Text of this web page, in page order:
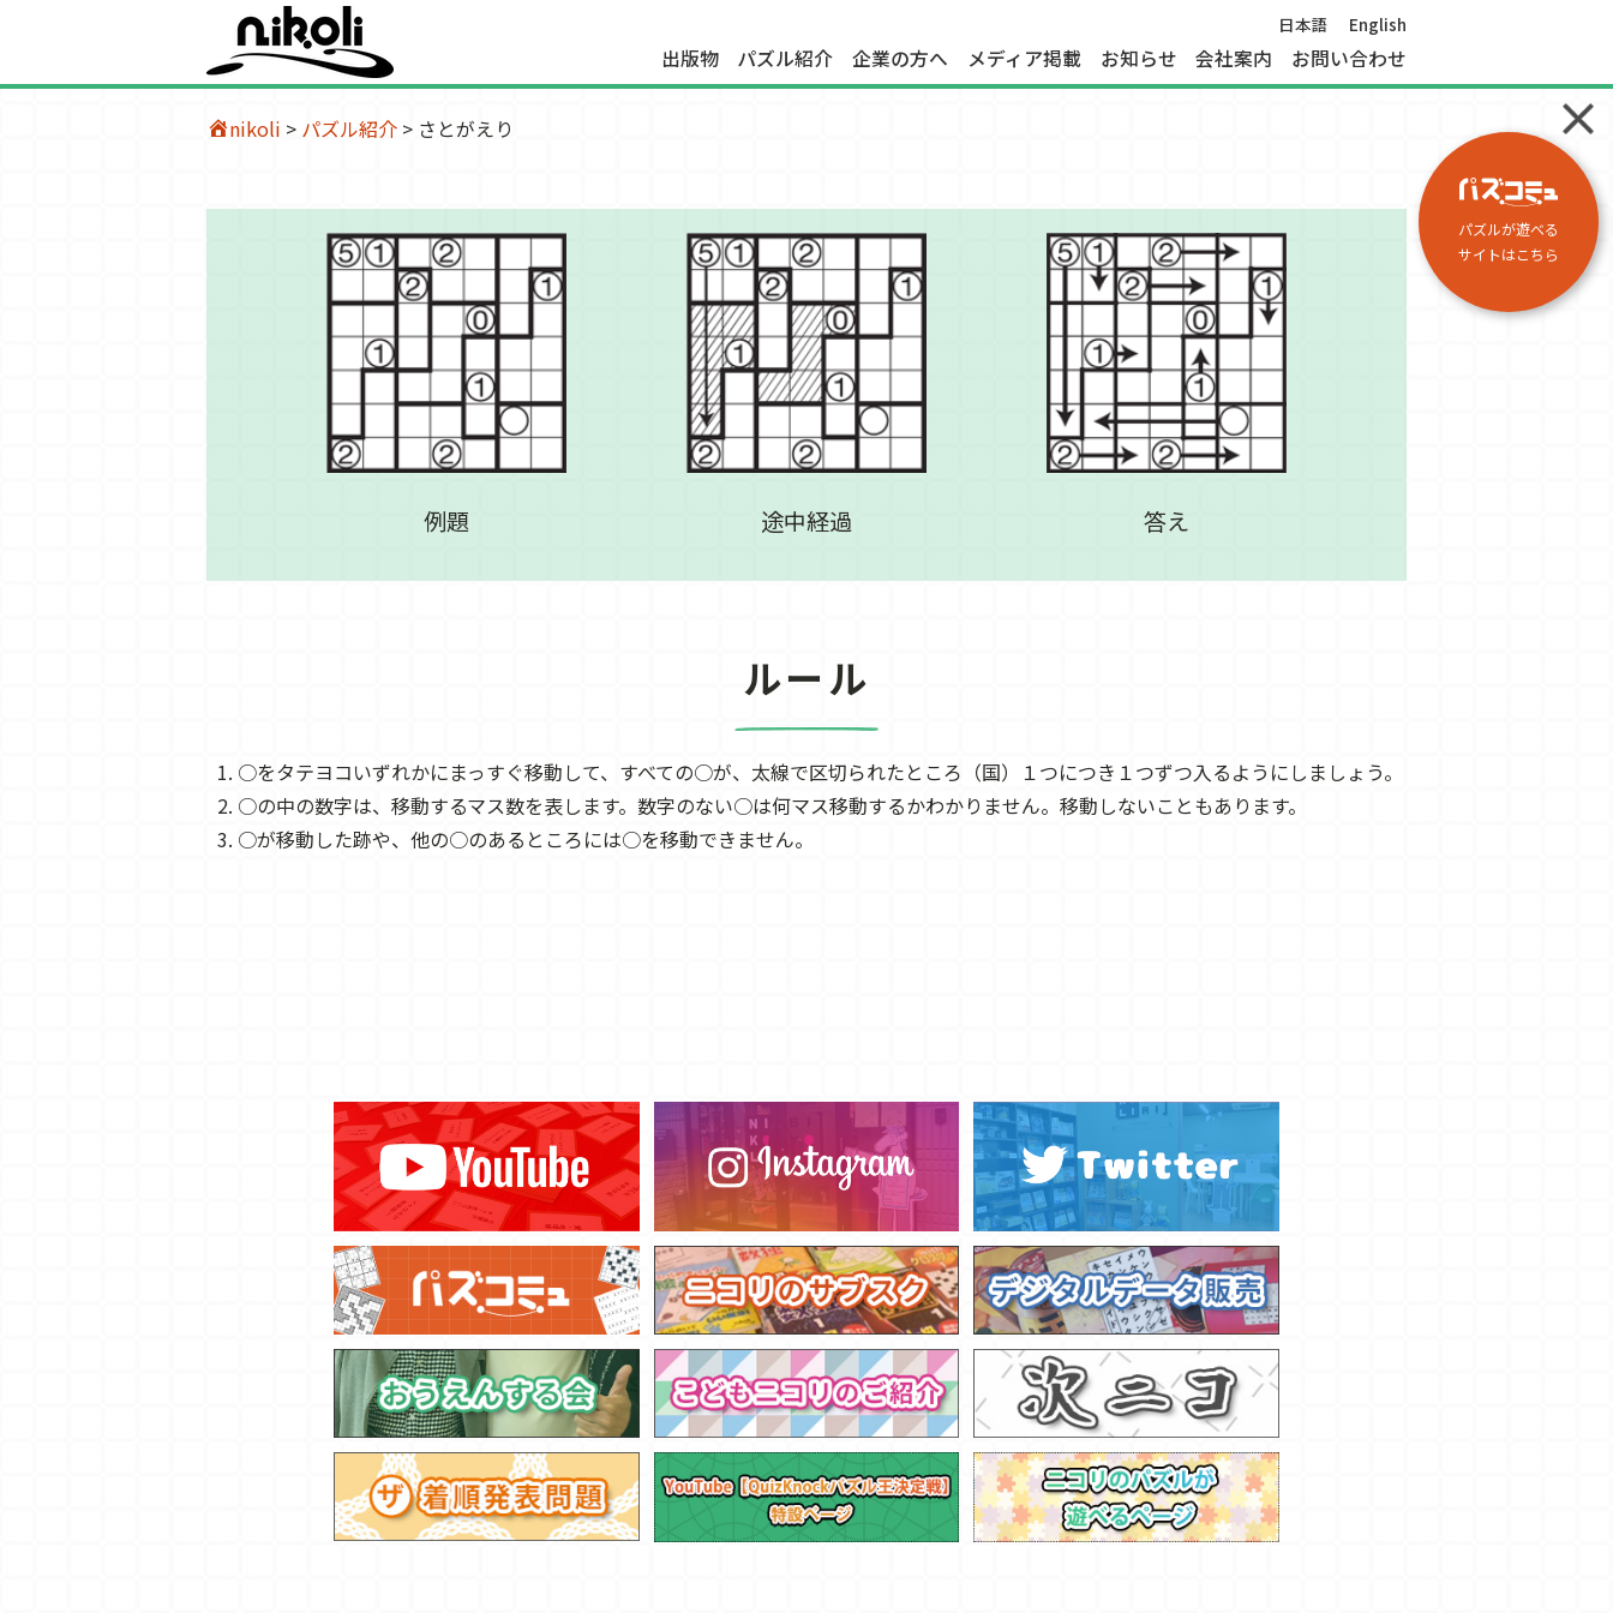
日本語 English
出版物 パズル紹介 企業の方へ メディア掲載 お知らせ 会社案内 お問い合わせ
パズルが遊べる
サイトはこちら
nikoli > パズル紹介 > さとがえり
例題 途中経過 答え
ルール
○をタテヨコいずれかにまっすぐ移動して、すべての○が、太線で区切られたところ（国）１つにつき１つずつ入るようにしましょう。
○の中の数字は、移動するマス数を表します。数字のない○は何マス移動するかわかりません。移動しないこともあります。
○が移動した跡や、他の○のあるところには○を移動できません。